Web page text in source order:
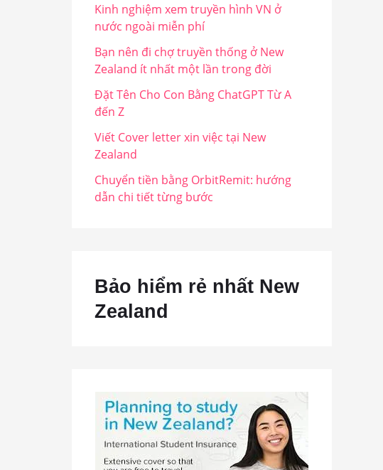
Kinh nghiệm xem truyền hình VN ở
nước ngoài miễn phí
Bạn nên đi chợ truyền thống ở New
Zealand ít nhất một lần trong đời
Đặt Tên Cho Con Bằng ChatGPT Từ A
đến Z
Viết Cover letter xin việc tại New
Zealand
Chuyển tiền bằng OrbitRemit: hướng
dẫn chi tiết từng bước
Bảo hiểm rẻ nhất New
Zealand